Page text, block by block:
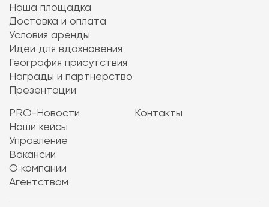
Наша площадка
Доставка и оплата
Условия аренды
Идеи для вдохновения
География присутствия
Награды и партнерство
Презентации
PRO-Новости
Наши кейсы
Управление
Вакансии
О компании
Агентствам
Контакты